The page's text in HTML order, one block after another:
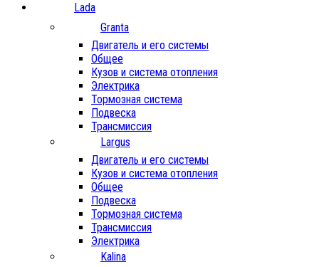
Lada
Granta
Двигатель и его системы
Общее
Кузов и система отопления
Электрика
Тормозная система
Подвеска
Трансмиссия
Largus
Двигатель и его системы
Кузов и система отопления
Общее
Подвеска
Тормозная система
Трансмиссия
Электрика
Kalina